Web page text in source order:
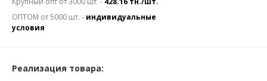
ОПТОМ от 5000 шт. - индивидуальные
условия
Реализация товара: